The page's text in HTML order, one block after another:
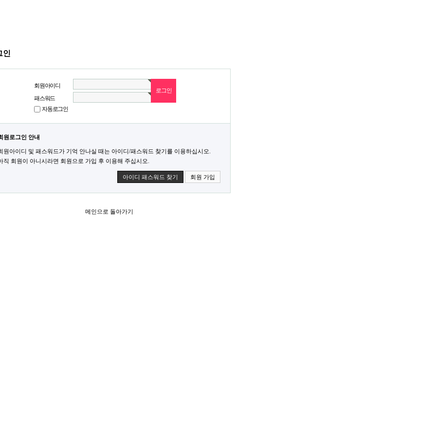
인
회원아이디
패스워드
자동로그인
원로그인 안내
원아이디 및 패스워드가 기억 안나실 때는 아이디/패스워드 찾기를 이용하십시오.
직 회원이 아니시라면 회원으로 가입 후 이용해 주십시오.
아이디 패스워드 찾기 회원 가입
메인으로 돌아가기